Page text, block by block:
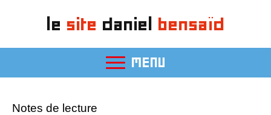
le site daniel bensaïd
MENU
Notes de lecture